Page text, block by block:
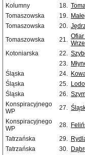
Kolumny
18.
Tomaszowska
19.
Tomaszowska
20.
Tomaszowska
21. Ofiar
Kotoniarska 22.
23.
Śląska
24.
Śląska
25.
Śląska
26.
Konspiracyjnego
WP
27.
Konspiracyjnego
WP
28.
Tatrzańska 29.
Tatrzańska
30.